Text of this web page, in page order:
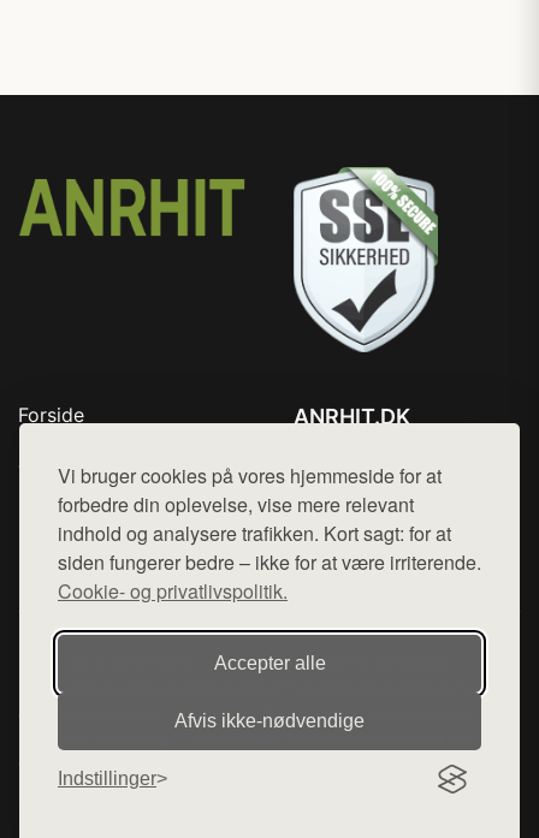
Vi bruger cookies på vores hjemmeside for at
forbedre din oplevelse, vise mere relevant
indhold og analysere trafikken. Kort sagt: for at
siden fungerer bedre – ikke for at være irriterende.
Cookie- og privatlivspolitik.
Accepter alle
Afvis ikke‑nødvendige
Indstillinger
Forside
Top Rabatter
Blog
Kontakt
ANRHIT.DK
Mail: hej@want.dk
Cookie- og privatlivspolitik
Denne side er en del af want.dk, der udgiver en række
hjemmesider med præsentation af forskellige produkter fra
diverse webshops. Der sælges ikke varer fra denne side - vi
henviser til de shops, som sælger varen. Vi har heller ikke
varerne på lager.